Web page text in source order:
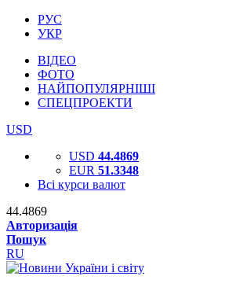
РУС
УКР
ВІДЕО
ФОТО
НАЙПОПУЛЯРНІШІ
СПЕЦПРОЕКТИ
USD
USD 44.4869
EUR 51.3348
Всі курси валют
44.4869
Авторизація
Пошук
RU